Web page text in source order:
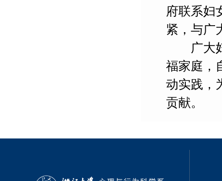
府联系妇
紧，与广
广大妇
福家庭，
动实践，
贡献。